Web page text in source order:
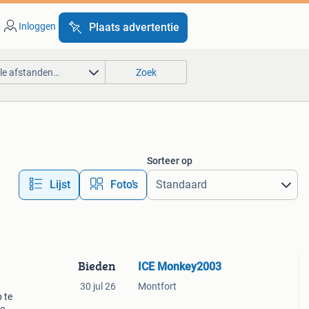
Inloggen Plaats advertentie
afstanden… Zoek
Lijst Foto’s
Sorteer op
te
Bieden
30 jul 26
ICE Monkey2003
Montfort